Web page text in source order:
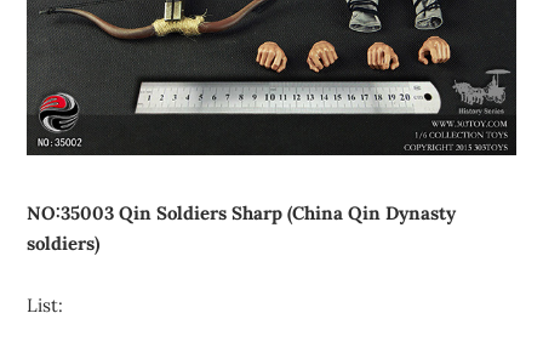
NO:35003 Qin Soldiers Sharp (China Qin Dynasty
soldiers)
List: